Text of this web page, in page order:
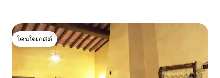
โดนใจเกสต์
โดนใจเกสต์